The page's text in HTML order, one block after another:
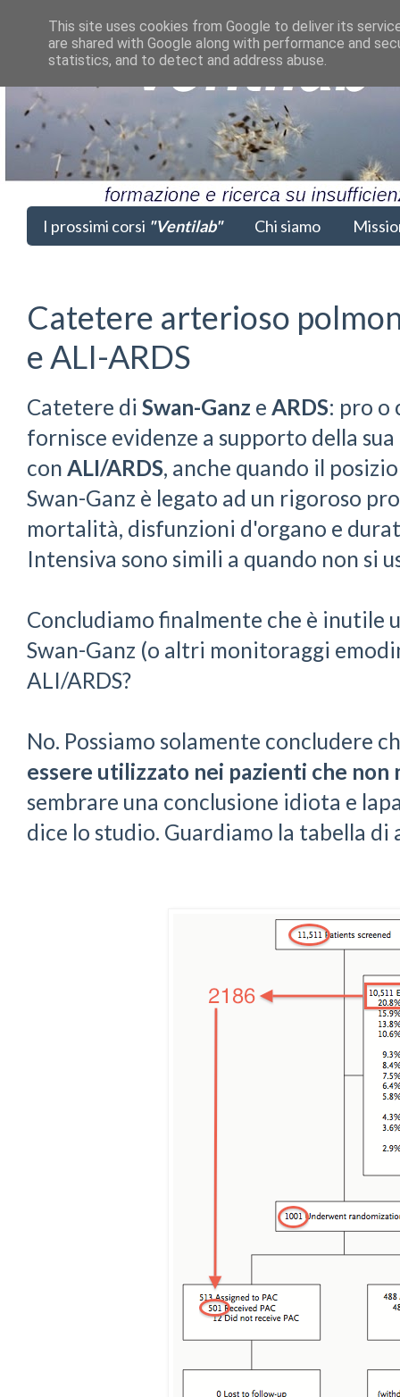
I prossimi corsi "Ventilab" Chi siamo
Catetere arterioso
e ALI-ARDS
Catetere di Swan-Ganz e ARDS: pro o
fornisce evidenze a supporto della sua
con ALI/ARDS, anche quando il
Swan-Ganz è legato ad un rigoroso
mortalità, disfunzioni d'organo e
Intensiva sono simili a quando non si
Concludiamo finalmente che è inutile
Swan-Ganz (o altri monitoraggi
ALI/ARDS?
No. Possiamo solamente concludere
essere utilizzato nei pazienti che non
sembrare una conclusione idiota e
dice lo studio. Guardiamo la tabella
This site uses cookies from Google to deliver its
are shared with Google along with performance and
statistics, and to detect and address abuse.